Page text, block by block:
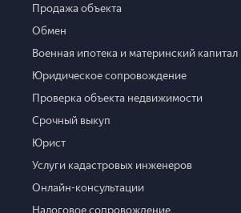
Продажа объекта
Обмен
Военная ипотека и материнский капитал
Юридическое сопровождение
Проверка объекта недвижимости
Срочный выкуп
Юрист
Услуги кадастровых инженеров
Онлайн-консультации
Налоговое сопровождение